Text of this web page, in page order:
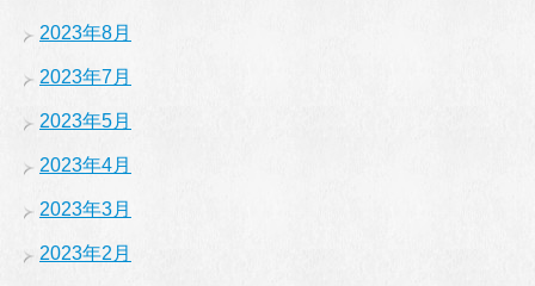
2023年8月
2023年7月
2023年5月
2023年4月
2023年3月
2023年2月